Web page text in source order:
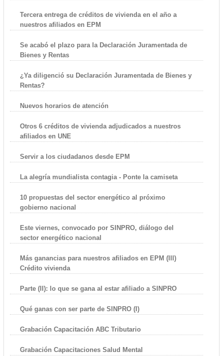
Tercera entrega de créditos de vivienda en el año a
nuestros afiliados en EPM
Se acabó el plazo para la Declaración Juramentada de
Bienes y Rentas
¿Ya diligenció su Declaración Juramentada de Bienes y
Rentas?
Nuevos horarios de atención
Otros 6 créditos de vivienda adjudicados a nuestros
afiliados en UNE
Servir a los ciudadanos desde EPM
La alegría mundialista contagia - Ponte la camiseta
10 propuestas del sector energético al próximo
gobierno nacional
Este viernes, convocado por SINPRO, diálogo del
sector energético nacional
Más ganancias para nuestros afiliados en EPM (III)
Crédito vivienda
Parte (II): lo que se gana al estar afiliado a SINPRO
Qué ganas con ser parte de SINPRO (I)
Grabación Capacitación ABC Tributario
Grabación Capacitaciones Salud Mental